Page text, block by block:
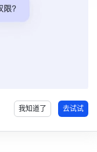
我知道了 去试试